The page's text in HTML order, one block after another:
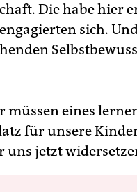
Die habe hier
sich.
müssen eines
für unsere
uns jetzt